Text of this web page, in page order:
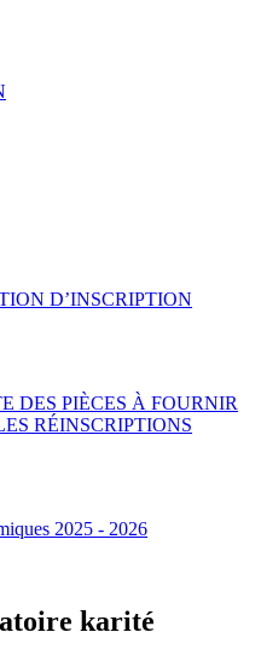
D’INSCRIPTION
DES PIÈCES À FOURNIR
RÉINSCRIPTIONS
2025 - 2026
karité